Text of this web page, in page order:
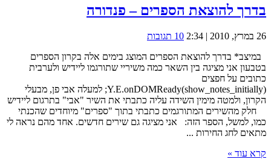
בדרך להוצאת הספרים – פנדורה
26 במרץ, 2010 | 2:34
10 תגובות
במיצב* בדרך להוצאת הספרים המוצג בימים אלה בקרון הספרים
בטבעון אני מציגה בין השאר כמה משיריי שתורגמו ליידיש ולערבית
כתובים על חפצים
Y.E.onDOMReady(show_notes_initially); למעלה אבי פן, מבעלי
הקרון, ולמטה מימין השידה עליה כתבתי את השיר "אבי" בתרגום ליידיש
חלק מהשירים המתורגמים כתבתי בתוך "ספרים" מיוחדים שהכנתי
כמו, למשל, הספר הזה: אני מציגה גם שירים חדשים. אחד מהם נראה לי
מתאים לחג החירות ...
קרא עוד »